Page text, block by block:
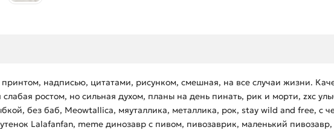
надписью, цитатами, рисунком, смешная, на все случаи жизни.
ростом, но сильная духом, планы на день пинать, рик и морти, zxc
без баб, Meowtallica, мяуталлика, металлика, рок, stay wild and free, с
Lalafanfan, meme динозавр с пивом, пивозаврик, маленький пивозавр,